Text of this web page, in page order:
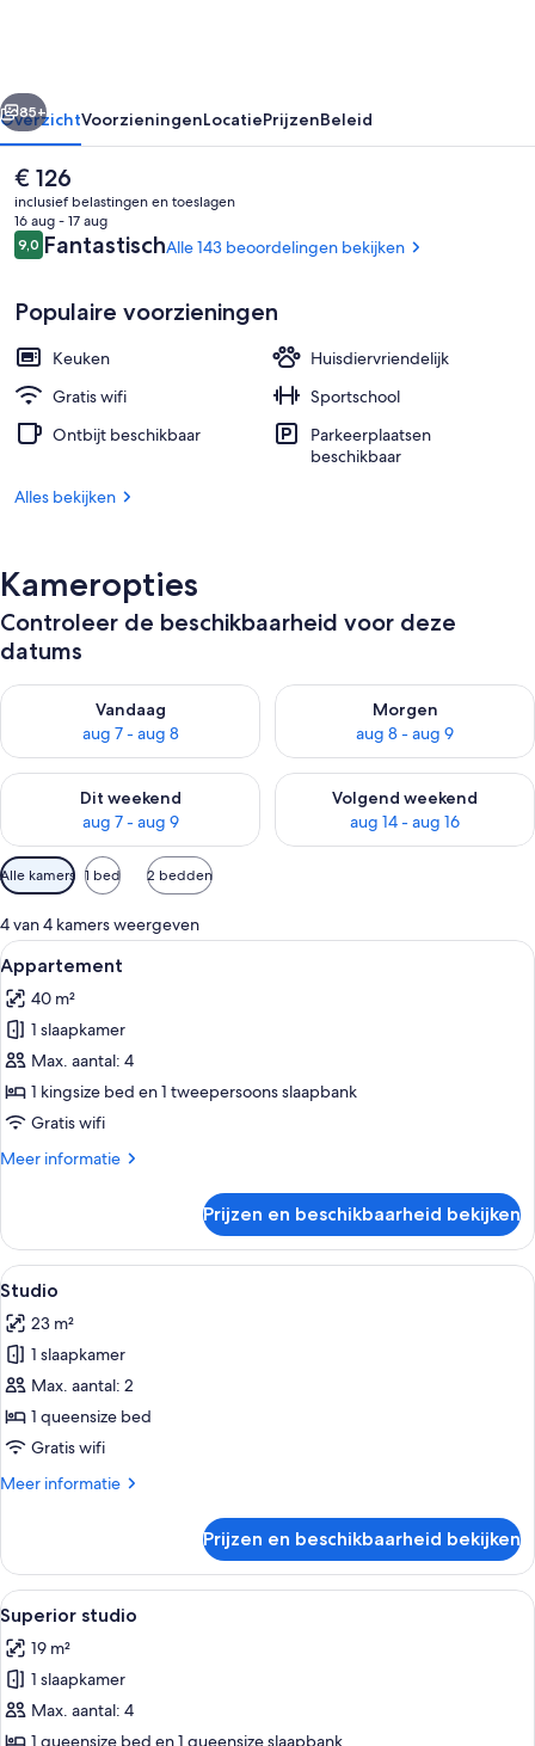
Studio | Woonruimte | Een 55-inch
Volgende
85+
OverzichtVoorzieningenLocatiePrijzenBeleid
De
huidige
prijs
is
€ 126
€ 126
inclusief belastingen en toeslagen
16 aug - 17 aug
Beoordelingen
9,09,0 op 10 –
FantastischAlle 143 beoordelingen bekijken
Populaire voorzieningen
Keuken
Huisdiervriendelijk
Gratis wifi
Sportschool
Ontbijt beschikbaar
Parkeerplaatsen
beschikbaar
Alles bekijken
Kameropties
Controleer de beschikbaarheid voor deze
datums
Vandaag
aug 7 - aug 8
De beschikbaarheid controleren voor vanavond aug 7 - aug 8
Morgen
aug 8 - aug 9
De beschikbaarheid
Dit weekend
aug 7 - aug 9
De beschikbaarheid controleren voor dit weekend aug 7 -
Volgend weekend
aug 14 - aug 16
De beschikbaarheid
Beschikbare
filters
voor
kamers
Alle kamers 1 bed 2 bedden
4 van 4 kamers weergeven
Alle
foto's
voor
Appartement
laden
Een moderne kamer met een groot
21
Appartement
40 m²
1 slaapkamer
Max. aantal: 4
1 kingsize bed en 1 tweepersoons slaapbank
Gratis wifi
Meer informatie
Meer
Prijzen en beschikbaarheid bekijken
Alle
foto's
voor
Studio
laden
Een hotelkamer met een bed, twee
18
Studio
23 m²
1 slaapkamer
Max. aantal: 2
1 queensize bed
Gratis wifi
Meer informatie
Meer
Prijzen en beschikbaarheid bekijken
Alle
foto's
voor
Superior
studio
laden
Een hotelkamer met een bed, een
12
Superior studio
19 m²
1 slaapkamer
Max. aantal: 4
1 queensize bed en 1 queensize slaapbank